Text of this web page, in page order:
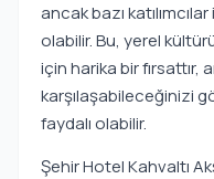
ancak bazı
olabilir. Bu, yerel
için harika bir fırsattır,
karşılaşabileceğinizi
faydalı olabilir.
Şehir Hotel Kahvaltı